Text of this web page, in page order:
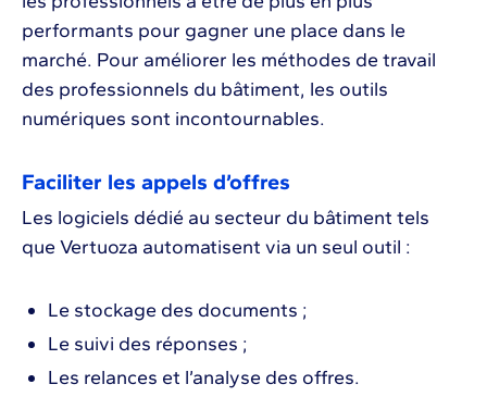
performants pour gagner une place dans le
marché. Pour améliorer les méthodes de travail
des professionnels du bâtiment, les outils
numériques sont incontournables.
Faciliter les appels d’offres
Les logiciels dédié au secteur du bâtiment tels
que Vertuoza automatisent via un seul outil :
Le stockage des documents ;
Le suivi des réponses ;
Les relances et l’analyse des offres.